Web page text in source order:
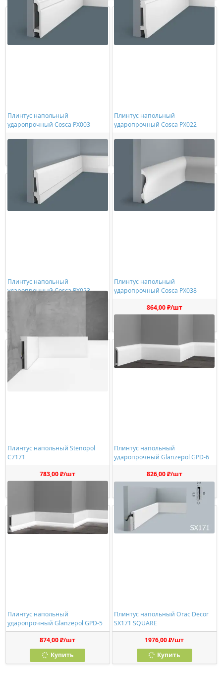
Плинтус напольный
ударопрочный Cosca PX003
1032,00 ₽/шт
Купить
Плинтус напольный
ударопрочный Cosca PX022
1036,00 ₽/шт
Купить
Плинтус напольный
ударопрочный Cosca PX023
Плинтус напольный
ударопрочный Cosca PX038
864,00 ₽/шт
Плинтус напольный Stenopol
C7171
783,00 ₽/шт
Плинтус напольный
ударопрочный Glanzepol GPD-6
826,00 ₽/шт
Купить
Плинтус напольный
ударопрочный Glanzepol GPD-5
874,00 ₽/шт
Купить
Плинтус напольный Orac Decor
SX171 SQUARE
1976,00 ₽/шт
Купить